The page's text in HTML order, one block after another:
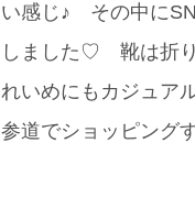
い感じ♪ その中に
しました♡ 靴は折り
れいめにもカジュア
参道でショッピング